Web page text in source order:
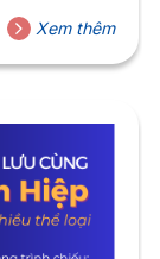
chung ấm
ra những sản
Xem thêm